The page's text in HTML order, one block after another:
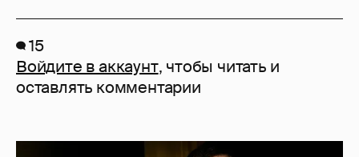
15
Войдите в аккаунт, чтобы читать и
оставлять комментарии